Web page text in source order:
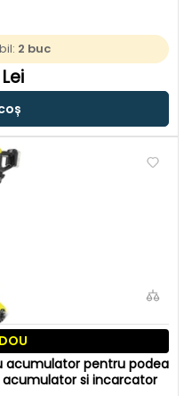
2 buc
acumulator pentru podea
acumulator si incarcator